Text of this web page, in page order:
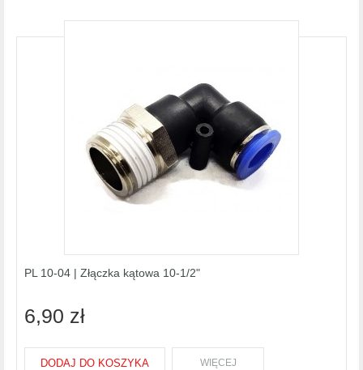
PL 10-04 | Złączka kątowa 10-1/2"
6,90 zł
DODAJ DO KOSZYKA WIĘCEJ